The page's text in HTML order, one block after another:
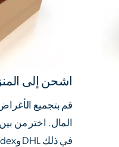
اشحن إلى
قم بتجميع
المال. اختر من
في ذلك DHL وFedex